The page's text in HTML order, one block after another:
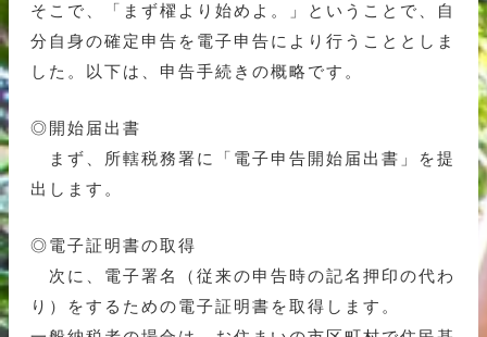
そこで、「まず櫂より始めよ。」ということで、自
分自身の確定申告を電子申告により行うこととしま
した。以下は、申告手続きの概略です。
◎開始届出書
まず、所轄税務署に「電子申告開始届出書」を提
出します。
◎電子証明書の取得
次に、電子署名（従来の申告時の記名押印の代わ
り）をするための電子証明書を取得します。